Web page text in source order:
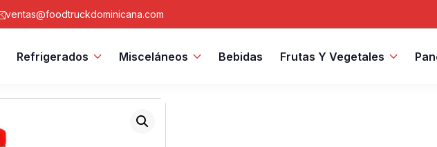
ventas@foodtruckdominicana.com
Refrigerados Misceláneos Bebidas Frutas Y Vegetales